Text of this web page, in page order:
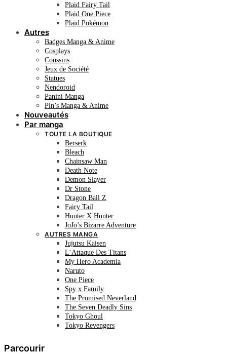
Plaid Fairy Tail
Plaid One Piece
Plaid Pokémon
Autres
Badges Manga & Anime
Cosplays
Coussins
Jeux de Société
Statues
Nendoroid
Panini Manga
Pin’s Manga & Anime
Nouveautés
Par manga
TOUTE LA BOUTIQUE
Berserk
Bleach
Chainsaw Man
Death Note
Demon Slayer
Dr Stone
Dragon Ball Z
Fairy Tail
Hunter X Hunter
JoJo’s Bizarre Adventure
AUTRES MANGA
Jujutsu Kaisen
L’Attaque Des Titans
My Hero Academia
Naruto
One Piece
Spy x Family
The Promised Neverland
The Seven Deadly Sins
Tokyo Ghoul
Tokyo Revengers
Parcourir